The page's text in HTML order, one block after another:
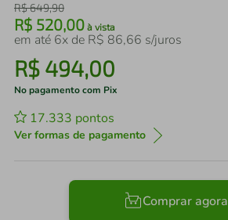
R$649,90
R$ 520,00 à vista
em até 6x de R$ 86,66 s/juros
R$ 494,00
No pagamento com Pix
17.333 pontos
Ver formas de pagamento
Comprar agora